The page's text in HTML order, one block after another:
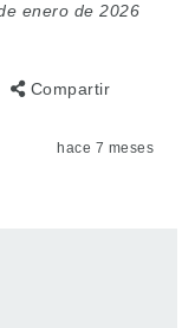
enero de 2026
Compartir
hace 7 meses